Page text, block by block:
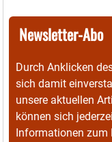
Newsletter-Abo
Durch Anklicken
sich damit
unsere aktuellen
können sich
Informationen zum